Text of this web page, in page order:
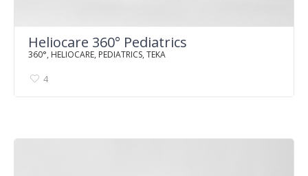
Heliocare 360° Pediatrics
360°, HELIOCARE, PEDIATRICS, TEKA
4